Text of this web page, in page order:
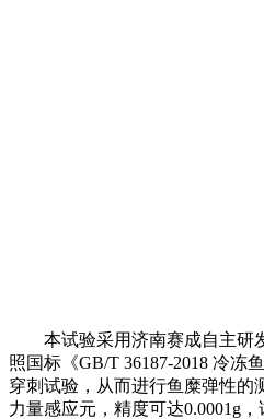
本试验采用济南赛成自主研
照国标《GB/T 36187-2018 冷冻
穿刺试验，从而进行鱼糜弹性的
力量感应元，精度可达0.0001g，